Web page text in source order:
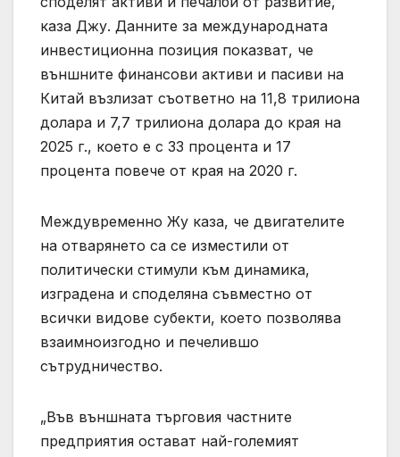
каза Джу. Данните за международната
инвестиционна позиция показват, че
външните финансови активи и пасиви на
Китай възлизат съответно на 11,8 трилиона
долара и 7,7 трилиона долара до края на
2025 г., което е с 33 процента и 17
процента повече от края на 2020 г.
Междувременно Жу каза, че двигателите
на отварянето са се изместили от
политически стимули към динамика,
изградена и споделяна съвместно от
всички видове субекти, което позволява
взаимноизгодно и печелившо
сътрудничество.
„Във външната търговия частните
предприятия остават най-големият